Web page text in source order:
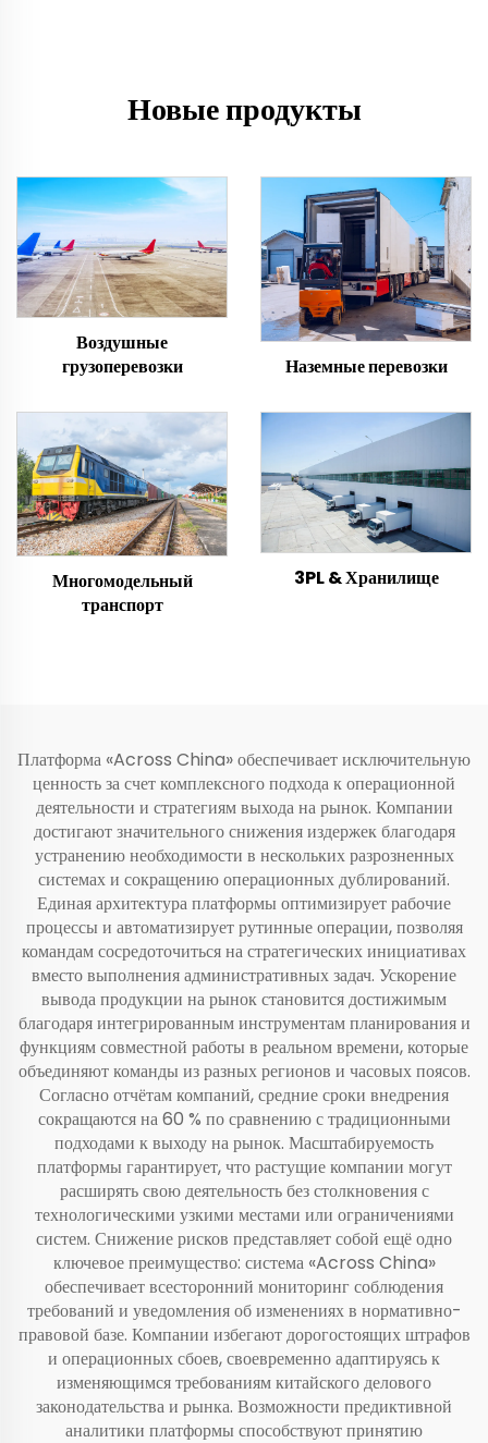
Новые продукты
Воздушные
грузоперевозки
Наземные перевозки
Многомодельный
транспорт
3PL & Хранилище
Платформа «Across China» обеспечивает исключительную
ценность за счет комплексного подхода к операционной
деятельности и стратегиям выхода на рынок. Компании
достигают значительного снижения издержек благодаря
устранению необходимости в нескольких разрозненных
системах и сокращению операционных дублирований.
Единая архитектура платформы оптимизирует рабочие
процессы и автоматизирует рутинные операции, позволяя
командам сосредоточиться на стратегических инициативах
вместо выполнения административных задач. Ускорение
вывода продукции на рынок становится достижимым
благодаря интегрированным инструментам планирования и
функциям совместной работы в реальном времени, которые
объединяют команды из разных регионов и часовых поясов.
Согласно отчётам компаний, средние сроки внедрения
сокращаются на 60 % по сравнению с традиционными
подходами к выходу на рынок. Масштабируемость
платформы гарантирует, что растущие компании могут
расширять свою деятельность без столкновения с
технологическими узкими местами или ограничениями
систем. Снижение рисков представляет собой ещё одно
ключевое преимущество: система «Across China»
обеспечивает всесторонний мониторинг соблюдения
требований и уведомления об изменениях в нормативно-
правовой базе. Компании избегают дорогостоящих штрафов
и операционных сбоев, своевременно адаптируясь к
изменяющимся требованиям китайского делового
законодательства и рынка. Возможности предиктивной
аналитики платформы способствуют принятию